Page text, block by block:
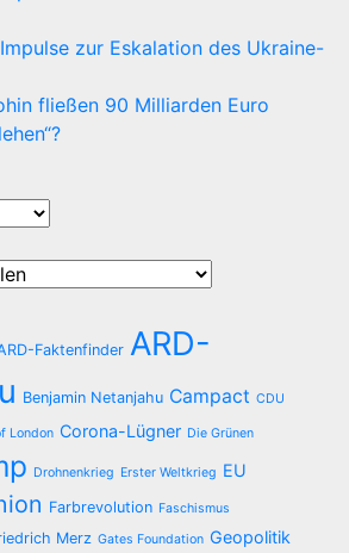
Impulse zur Eskalation des Ukraine-
fließen 90 Milliarden Euro
Faktenfinder ARD-
Benjamin Netanjahu Campact CDU
London Corona-Lügner Die Grünen
Drohnenkrieg Erster Weltkrieg EU
Farbrevolution Faschismus
Merz Gates Foundation Geopolitik